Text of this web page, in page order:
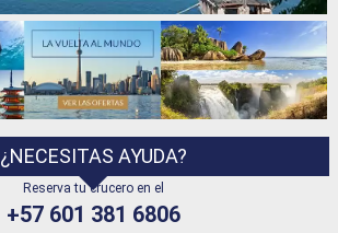
¿NECESITAS AYUDA?
Reserva tu crucero en el
+57 601 381 6806